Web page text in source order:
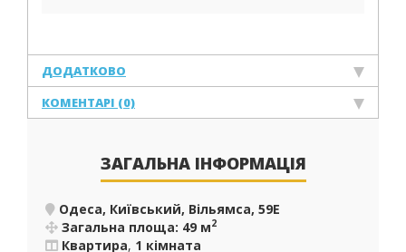
ДОДАТКОВО
КОМЕНТАРІ (0)
ЗАГАЛЬНА ІНФОРМАЦІЯ
Одеса, Київський, Вільямса, 59Е
Загальна площа: 49 м2
Квартира, 1 кімната